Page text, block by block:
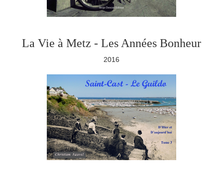
La Vie à Metz - Les Années Bonheur
2016